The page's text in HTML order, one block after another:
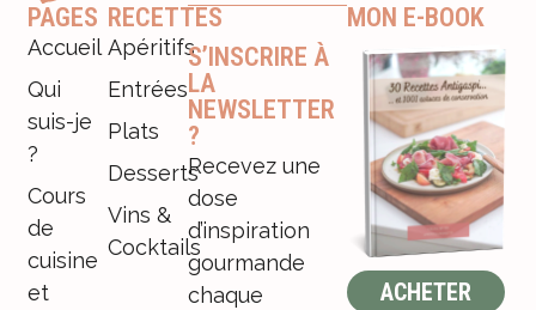
PAGES
Accueil
Qui
suis-je
?
Cours
de
cuisine
et
RECETTES
Apéritifs
Entrées
Plats
Desserts
Vins &
Cocktails
S’INSCRIRE À
LA
NEWSLETTER
?
Recevez une
dose
d’inspiration
gourmande
chaque
MON E-BOOK
ACHETER